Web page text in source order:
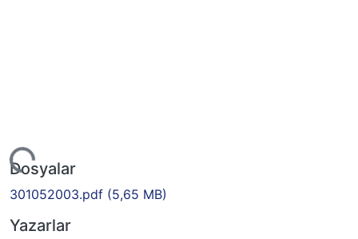
Yükleniyor...
Dosyalar
301052003.pdf (5,65 MB)
Yazarlar